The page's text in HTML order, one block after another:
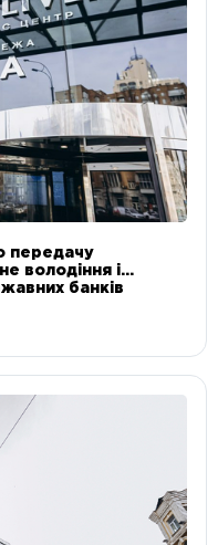
передачу
володіння і
банків